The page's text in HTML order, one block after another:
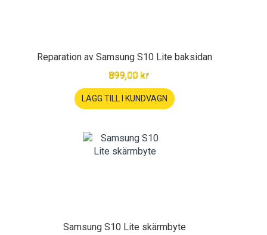
Reparation av Samsung S10 Lite baksidan
899,00 kr
LÄGG TILL I KUNDVAGN
Samsung S10 Lite skärmbyte